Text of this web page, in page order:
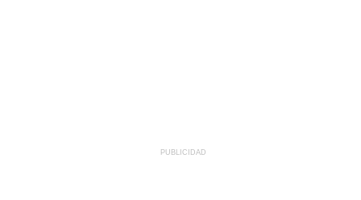
PUBLICIDAD